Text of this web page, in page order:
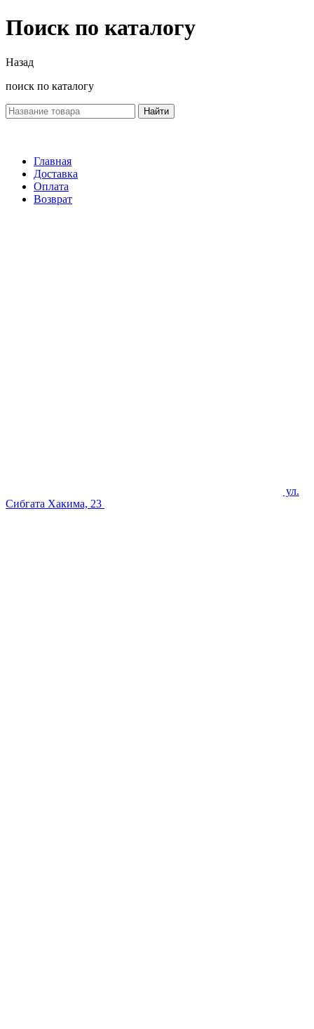
Поиск по каталогу
Назад
поиск по каталогу
Найти
Главная
Доставка
Оплата
Возврат
ул.
Сибгата Хакима, 23